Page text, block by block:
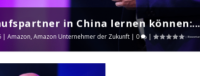
in China lernen können:...
|Amazon,Amazon Unternehmer der Zukunft | 0 |